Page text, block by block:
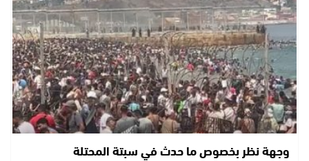
وجهة نظر بخصوص ما حدث في سبتة المحتلة